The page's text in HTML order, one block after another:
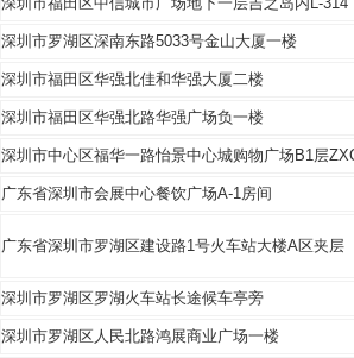
深圳市罗湖区深南东路5033号金山大厦一楼
深圳市福田区华强北佳和华强大厦二楼
深圳市福田区华强北路华强广场负一楼
深圳市中心区福华一路怡景中心城购物广场B1层
广东省深圳市会展中心餐饮广场A-1房间
广东省深圳市罗湖区建设路1号火车站大楼A区夹层
深圳市罗湖区罗湖火车站长途候车亭旁
深圳市罗湖区人民北路鸿展商业广场一楼